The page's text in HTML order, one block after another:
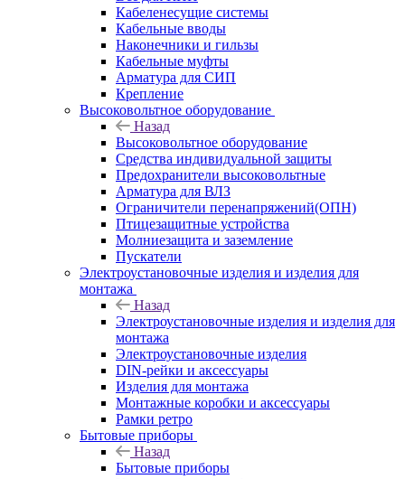
Кабеленесущие системы
Кабельные вводы
Наконечники и гильзы
Кабельные муфты
Арматура для СИП
Крепление
Высоковольтное оборудование
Назад
Высоковольтное оборудование
Средства индивидуальной защиты
Предохранители высоковольтные
Арматура для ВЛЗ
Ограничители перенапряжений(ОПН)
Птицезащитные устройства
Молниезащита и заземление
Пускатели
Электроустановочные изделия и изделия для
монтажа
Назад
Электроустановочные изделия и изделия для
монтажа
Электроустановочные изделия
DIN-рейки и аксессуары
Изделия для монтажа
Монтажные коробки и аксессуары
Рамки ретро
Бытовые приборы
Назад
Бытовые приборы